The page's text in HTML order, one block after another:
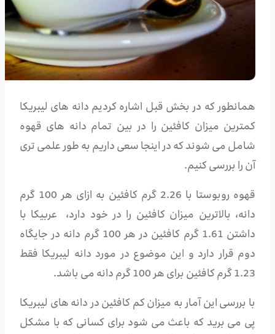
همانطور که در بخش قبل اشاره کردیم دانه های لیبریکا
کمترین میزان کافئین را در بین تمام دانه های قهوه
شامل می شوند که در اینجا سعی داریم به طور علمی تری
آن را بررسی کنیم.
قهوه روبوستا با 2.26 گرم کافئین به ازای هر 100 گرم
دانه، بالاترین میزان کافئین را در خود دارد، عربیکا با
داشتن 1.61 گرم کافئین در هر 100 گرم دانه در جایگاه
دوم قرار دارد و این موضوع در مورد دانه لیبریکا فقط
1.23 گرم کافئین برای هر 100 گرم دانه می باشد.
با بررسی این آمار به میزان کم کافئین در دانه های لیبریکا
پی می برید که باعث می شود برای کسانی که با مشکل